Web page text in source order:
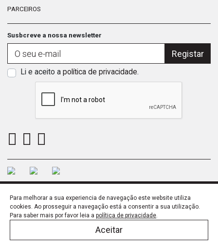
PARCEIROS
Susbcreve a nossa newsletter
Registar
Li e aceito a política de privacidade.
Desenvolvido porTHESIGN
Para melhorar a sua experiencia de navegação este website utiliza
cookies. Ao prosseguir a navegação está a consentir a sua utilização.
Para saber mais por favor leia a política de privacidade
Aceitar